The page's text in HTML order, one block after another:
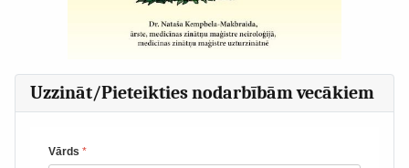
Uzzināt/Pieteikties nodarbībām vecākiem
Vārds *